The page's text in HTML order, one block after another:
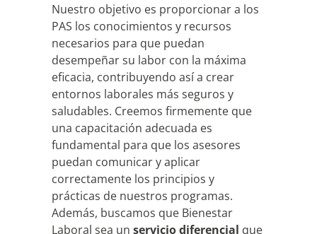
Nuestro objetivo es proporcionar a los
PAS los conocimientos y recursos
necesarios para que puedan
desempeñar su labor con la máxima
eficacia, contribuyendo así a crear
entornos laborales más seguros y
saludables. Creemos firmemente que
una capacitación adecuada es
fundamental para que los asesores
puedan comunicar y aplicar
correctamente los principios y
prácticas de nuestros programas.
Además, buscamos que Bienestar
Laboral sea un servicio diferencial que